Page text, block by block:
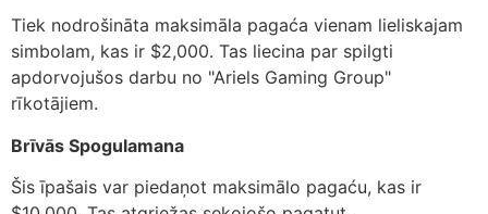
Tiek nodrošināta maksimāla pagaća vienam lieliskajam
simbolam, kas ir $2,000. Tas liecina par spilgti
apdorvojušos darbu no "Ariels Gaming Group"
rīkotājiem.
Brīvās Spogulamana
Šis īpašais var piedaņot maksimālo pagaću, kas ir